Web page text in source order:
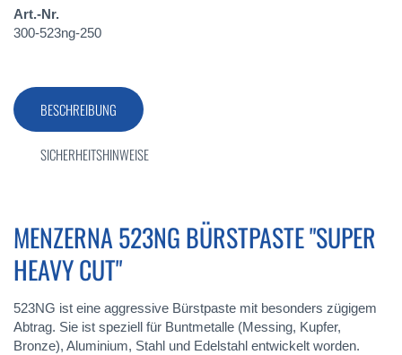
Art.-Nr.
300-523ng-250
BESCHREIBUNG
MENZERNA 523NG BÜRSTPASTE "SUPER
HEAVY CUT"
523NG ist eine aggressive Bürstpaste mit besonders zügigem
Abtrag. Sie ist speziell für Buntmetalle (Messing, Kupfer,
Bronze), Aluminium, Stahl und Edelstahl entwickelt worden.
SICHERHEITSHINWEISE